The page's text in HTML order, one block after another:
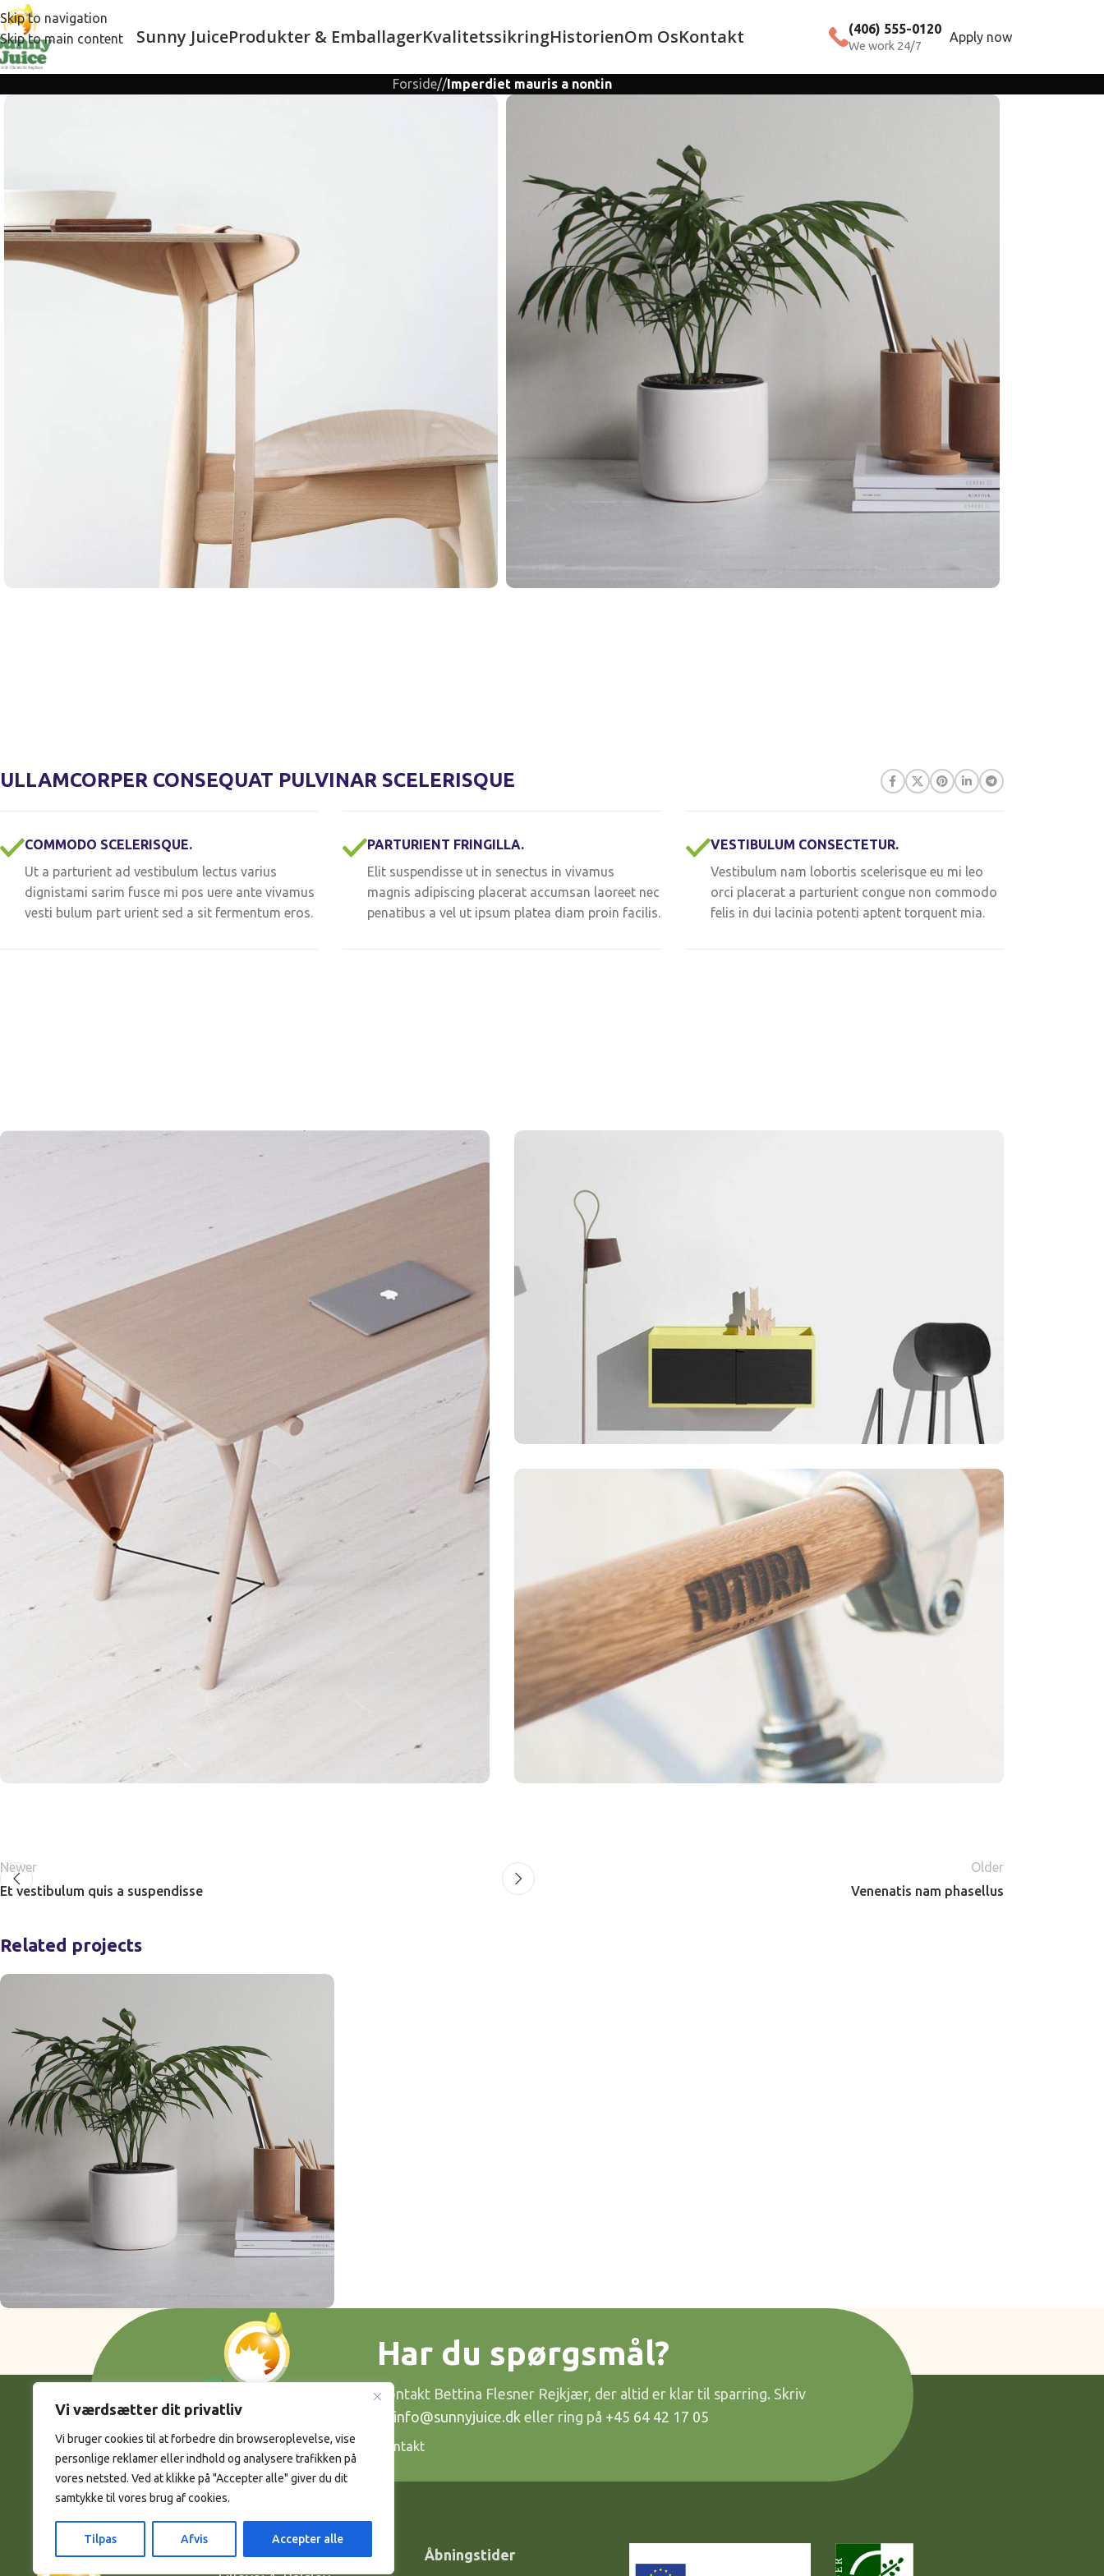
Vi værdsætter dit privatliv
Vi bruger cookies til at forbedre din browseroplevelse, vise
personlige reklamer eller indhold og analysere trafikken på
vores netsted. Ved at klikke på "Accepter alle" giver du dit
samtykke til vores brug af cookies.
Tilpas Afvis Accepter alle
Skip to navigation
Skip to main content
Sunny JuiceProdukter & EmballagerKvalitetssikringHistorienOm OsKontakt (406) 555-0120
We work 24/7
Apply now
Forside//Imperdiet mauris a nontin
ULLAMCORPER CONSEQUAT PULVINAR SCELERISQUE
COMMODO SCELERISQUE.
Ut a parturient ad vestibulum lectus varius
dignistami sarim fusce mi pos uere ante vivamus
vesti bulum part urient sed a sit fermentum eros.
PARTURIENT FRINGILLA.
Elit suspendisse ut in senectus in vivamus
magnis adipiscing placerat accumsan laoreet nec
penatibus a vel ut ipsum platea diam proin facilis.
VESTIBULUM CONSECTETUR.
Vestibulum nam lobortis scelerisque eu mi leo
orci placerat a parturient congue non commodo
felis in dui lacinia potenti aptent torquent mia.
Newer
Et vestibulum quis a suspendisse
Older
Venenatis nam phasellus
Related projects
Accessories
Potenti parturient parturie Har du spørgsmål?
Kontakt Bettina Flesner Rejkjær, der altid er klar til sparring. Skriv
info@sunnyjuice.dk eller ring på +45 64 42 17 05
Kontakt
Sunny Juice ApS
Åbningstider